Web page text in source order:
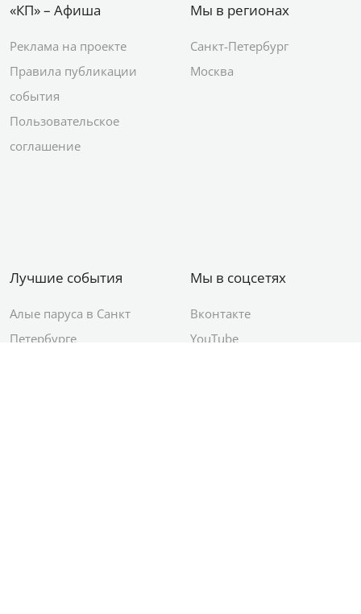
«КП» – Афиша
Реклама на проекте
Правила публикации
события
Пользовательское
соглашение
Мы в регионах
Санкт-Петербург
Москва
Лучшие события
Алые паруса в Санкт
Петербурге
Мы в соцсетях
Вконтакте
YouTube